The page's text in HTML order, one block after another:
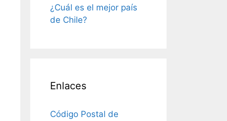
¿Cuál es el mejor país
de Chile?
Enlaces
Código Postal de